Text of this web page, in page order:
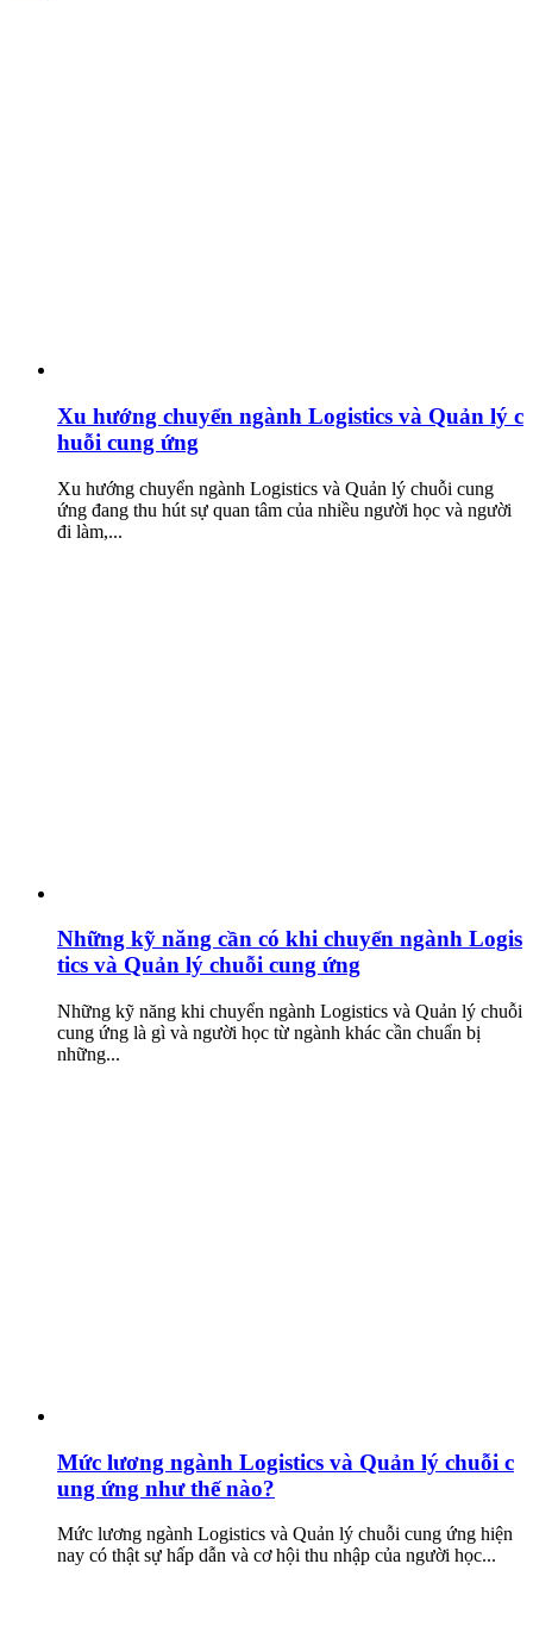
Xu hướng chuyển ngành Logistics và Quản lý c
huỗi cung ứng
Xu hướng chuyển ngành Logistics và Quản lý chuỗi cung
ứng đang thu hút sự quan tâm của nhiều người học và người
đi làm,...
Những kỹ năng cần có khi chuyển ngành Logis
tics và Quản lý chuỗi cung ứng
Những kỹ năng khi chuyển ngành Logistics và Quản lý chuỗi
cung ứng là gì và người học từ ngành khác cần chuẩn bị
những...
Mức lương ngành Logistics và Quản lý chuỗi c
ung ứng như thế nào?
Mức lương ngành Logistics và Quản lý chuỗi cung ứng hiện
nay có thật sự hấp dẫn và cơ hội thu nhập của người học...